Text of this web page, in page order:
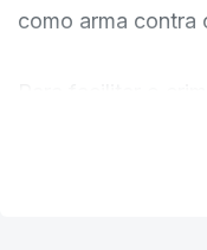
como arma contra